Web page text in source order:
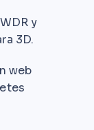
y
3D.
web